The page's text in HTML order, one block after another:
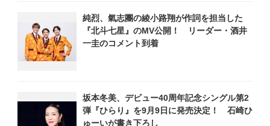
す！ 全国の盆踊りに呼ん
でください！」
和・平成の名曲まで心躍るス
テージを披露
純烈、氣志團の綾小路翔が作詞を担当した
『北斗七星』のMV公開！ リーダー・酒井
一圭のコメント到着
坂本冬美、デビュー40周年記念シングル第2
弾『ひらり』を9月9日に発売決定！ 石崎ひ
ゅーいが書き下ろし